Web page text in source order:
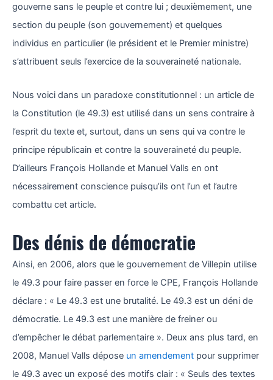
gouverne sans le peuple et contre lui ; deuxièmement, une
section du peuple (son gouvernement) et quelques
individus en particulier (le président et le Premier ministre)
s’attribuent seuls l’exercice de la souveraineté nationale.
Nous voici dans un paradoxe constitutionnel : un article de
la Constitution (le 49.3) est utilisé dans un sens contraire à
l’esprit du texte et, surtout, dans un sens qui va contre le
principe républicain et contre la souveraineté du peuple.
D’ailleurs François Hollande et Manuel Valls en ont
nécessairement conscience puisqu’ils ont l’un et l’autre
combattu cet article.
Des dénis de démocratie
Ainsi, en 2006, alors que le gouvernement de Villepin utilise
le 49.3 pour faire passer en force le CPE, François Hollande
déclare : « Le 49.3 est une brutalité. Le 49.3 est un déni de
démocratie. Le 49.3 est une manière de freiner ou
d’empêcher le débat parlementaire ». Deux ans plus tard, en
2008, Manuel Valls dépose un amendement pour supprimer
le 49.3 avec un exposé des motifs clair : « Seuls des textes